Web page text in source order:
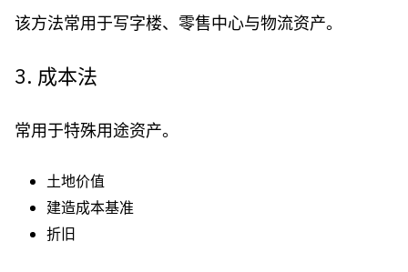
该方法常用于写字楼、零售中心与物流资产。
3. 成本法
常用于特殊用途资产。
土地价值
建造成本基准
折旧